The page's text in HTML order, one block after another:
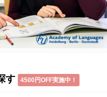
す 4500円OFF実施中！